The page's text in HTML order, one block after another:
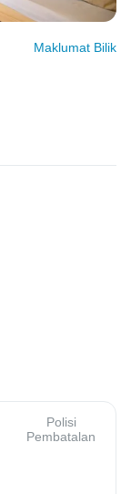
Maklumat Bilik
Polisi
Pembatalan